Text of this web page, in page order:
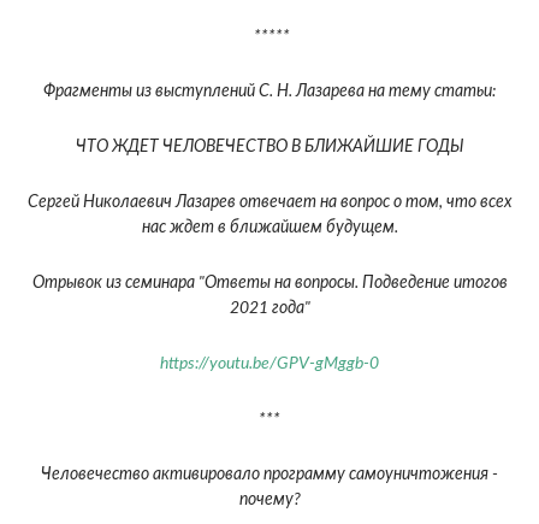
*****
Фрагменты из выступлений С. Н. Лазарева на тему статьи:
ЧТО ЖДЕТ ЧЕЛОВЕЧЕСТВО В БЛИЖАЙШИЕ ГОДЫ
Сергей Николаевич Лазарев отвечает на вопрос о том, что всех
нас ждет в ближайшем будущем.
Отрывок из семинара "Ответы на вопросы. Подведение итогов
2021 года"
https://youtu.be/GPV-gMggb-0
***
Человечество активировало программу самоуничтожения -
почему?